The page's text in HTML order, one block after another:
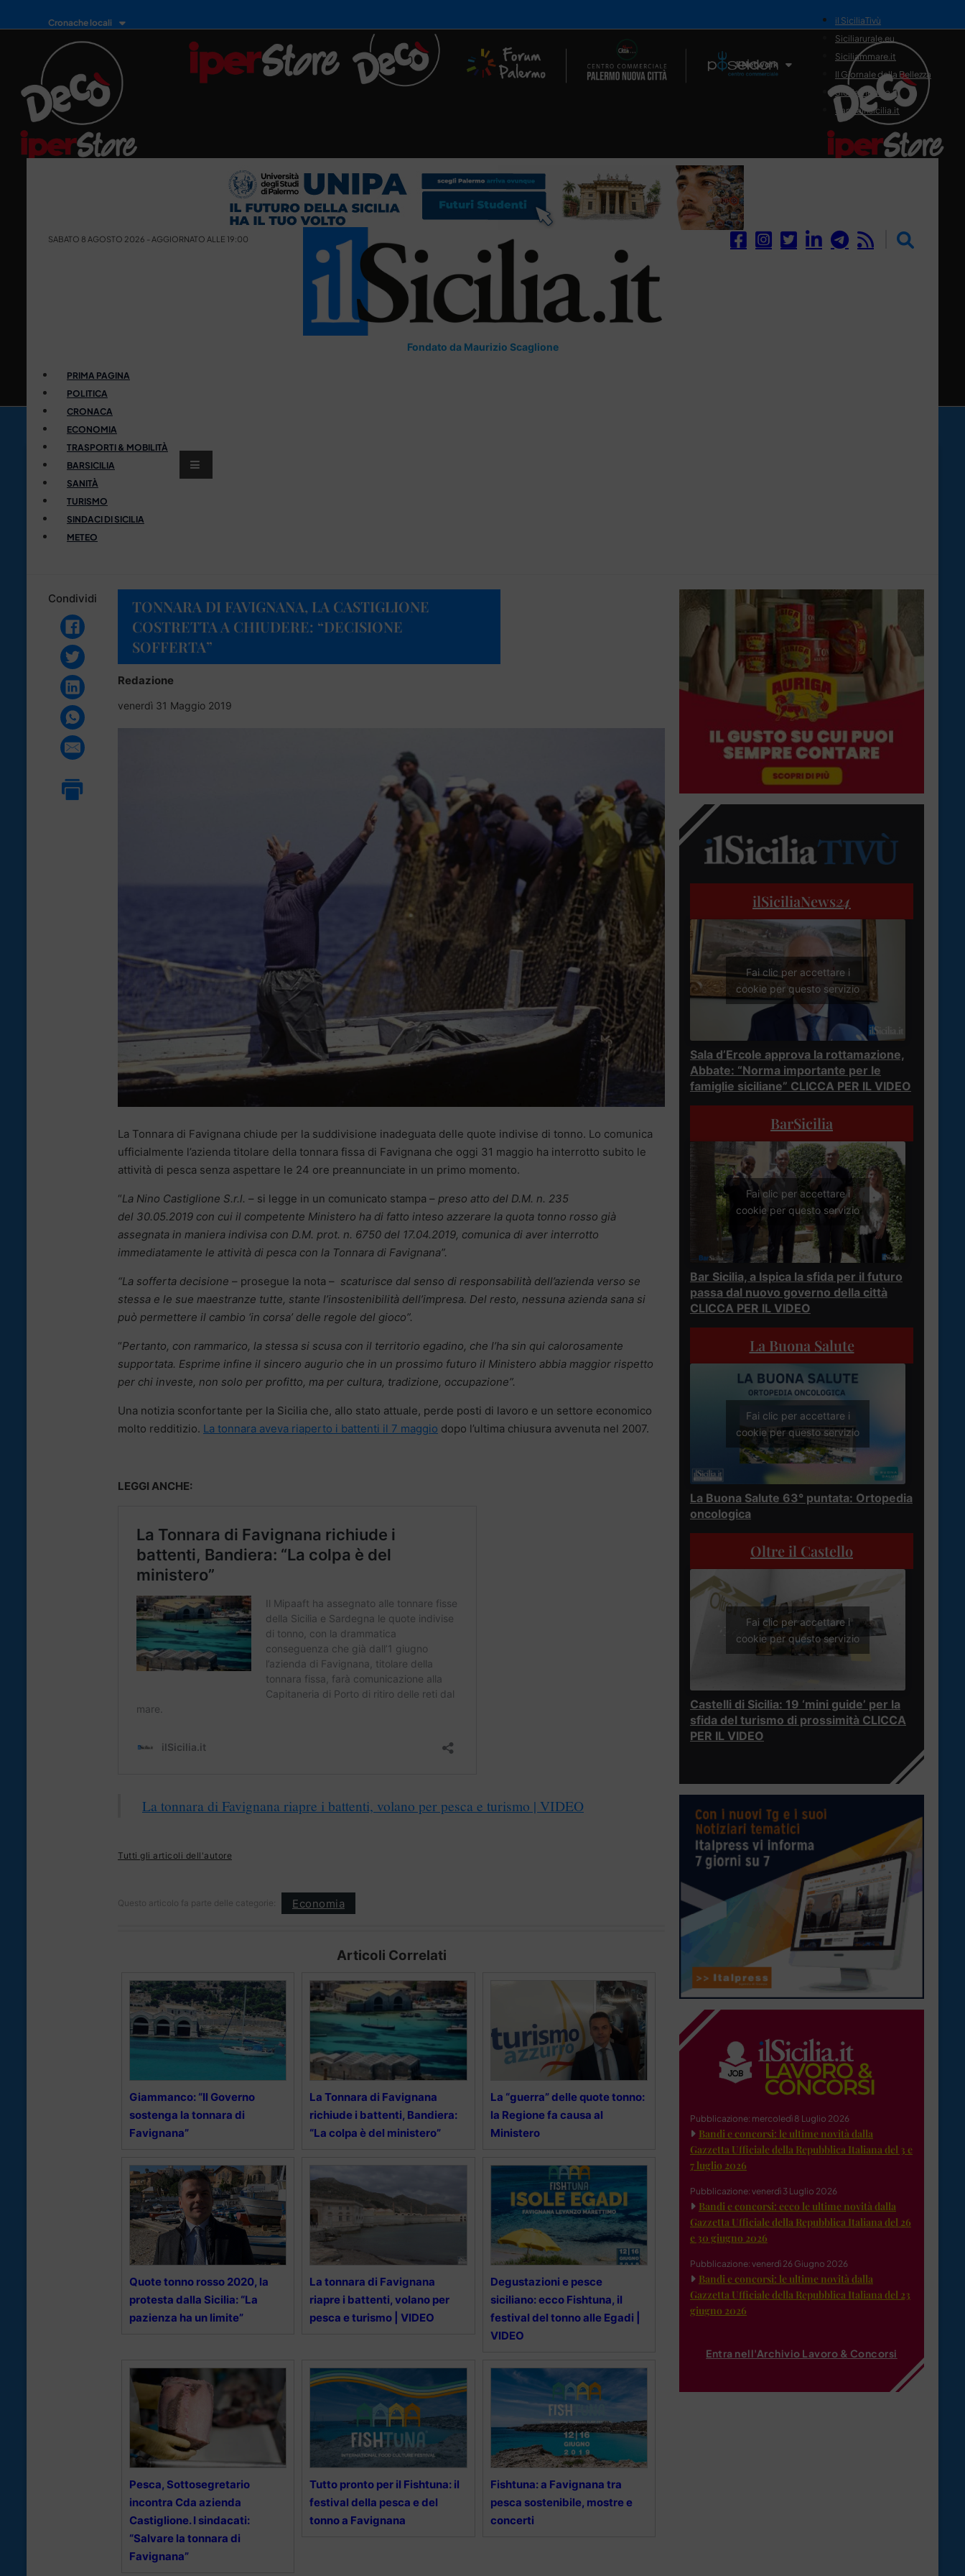
Cronache locali
Il Network
il SiciliaTivù
Siciliarurale.eu
Siciliammare.it
Il Giornale della Bellezza
Siciliamedica.it
Sanitainsicilia.it
SABATO 8 AGOSTO 2026 - AGGIORNATO ALLE 19:00
Fondato da Maurizio Scaglione
PRIMA PAGINA
POLITICA
CRONACA
ECONOMIA
TRASPORTI & MOBILITÀ
BARSICILIA
SANITÀ
TURISMO
SINDACI DI SICILIA
METEO
Condividi
TONNARA DI FAVIGNANA, LA CASTIGLIONE
COSTRETTA A CHIUDERE: “DECISIONE
SOFFERTA”
Redazione
venerdì 31 Maggio 2019
La Tonnara di Favignana chiude per la suddivisione inadeguata delle quote indivise di tonno. Lo comunica
ufficialmente l’azienda titolare della tonnara fissa di Favignana che oggi 31 maggio ha interrotto subito le
attività di pesca senza aspettare le 24 ore preannunciate in un primo momento.
“La Nino Castiglione S.r.l. – si legge in un comunicato stampa – preso atto del D.M. n. 235
del 30.05.2019 con cui il competente Ministero ha di fatto inteso azzerare la quota tonno rosso già
assegnata in maniera indivisa con D.M. prot. n. 6750 del 17.04.2019, comunica di aver interrotto
immediatamente le attività di pesca con la Tonnara di Favignana”.
“La sofferta decisione – prosegue la nota – scaturisce dal senso di responsabilità dell’azienda verso se
stessa e le sue maestranze tutte, stante l’insostenibilità dell’impresa. Del resto, nessuna azienda sana si
può permettere il cambio ‘in corsa’ delle regole del gioco”.
“Pertanto, con rammarico, la stessa si scusa con il territorio egadino, che l’ha sin qui calorosamente
supportata. Esprime infine il sincero augurio che in un prossimo futuro il Ministero abbia maggior rispetto
per chi investe, non solo per profitto, ma per cultura, tradizione, occupazione”.
Una notizia sconfortante per la Sicilia che, allo stato attuale, perde posti di lavoro e un settore economico
molto redditizio. La tonnara aveva riaperto i battenti il 7 maggio dopo l’ultima chiusura avvenuta nel 2007.
LEGGI ANCHE:
La tonnara di Favignana riapre i battenti, volano per pesca e turismo | VIDEO
Tutti gli articoli dell'autore
Questo articolo fa parte delle categorie: Economia
Articoli Correlati
Giammanco: “Il Governo
sostenga la tonnara di
Favignana”
La Tonnara di Favignana
richiude i battenti, Bandiera:
“La colpa è del ministero”
La “guerra” delle quote tonno:
la Regione fa causa al
Ministero
Quote tonno rosso 2020, la
protesta dalla Sicilia: “La
pazienza ha un limite”
La tonnara di Favignana
riapre i battenti, volano per
pesca e turismo | VIDEO
Degustazioni e pesce
siciliano: ecco Fishtuna, il
festival del tonno alle Egadi |
VIDEO
Pesca, Sottosegretario
incontra Cda azienda
Castiglione. I sindacati:
“Salvare la tonnara di
Favignana”
Tutto pronto per il Fishtuna: il
festival della pesca e del
tonno a Favignana
Fishtuna: a Favignana tra
pesca sostenibile, mostre e
concerti
ilSiciliaNews24
Fai clic per accettare i
cookie per questo servizio
Sala d’Ercole approva la rottamazione,
Abbate: “Norma importante per le
famiglie siciliane” CLICCA PER IL VIDEO
BarSicilia
Fai clic per accettare i
cookie per questo servizio
Bar Sicilia, a Ispica la sfida per il futuro
passa dal nuovo governo della città
CLICCA PER IL VIDEO
La Buona Salute
Fai clic per accettare i
cookie per questo servizio
La Buona Salute 63° puntata: Ortopedia
oncologica
Oltre il Castello
Fai clic per accettare i
cookie per questo servizio
Castelli di Sicilia: 19 ‘mini guide’ per la
sfida del turismo di prossimità CLICCA
PER IL VIDEO
Pubblicazione: mercoledì 8 Luglio 2026
Bandi e concorsi: le ultime novità dalla
Gazzetta Ufficiale della Repubblica Italiana del 3 e
7 luglio 2026
Pubblicazione: venerdì 3 Luglio 2026
Bandi e concorsi: ecco le ultime novità dalla
Gazzetta Ufficiale della Repubblica Italiana del 26
e 30 giugno 2026
Pubblicazione: venerdì 26 Giugno 2026
Bandi e concorsi: le ultime novità dalla
Gazzetta Ufficiale della Repubblica Italiana del 23
giugno 2026
Entra nell'Archivio Lavoro & Concorsi